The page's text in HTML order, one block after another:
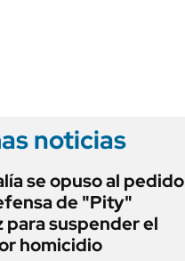
noticias
se opuso al pedido
de "Pity"
para suspender el
homicidio